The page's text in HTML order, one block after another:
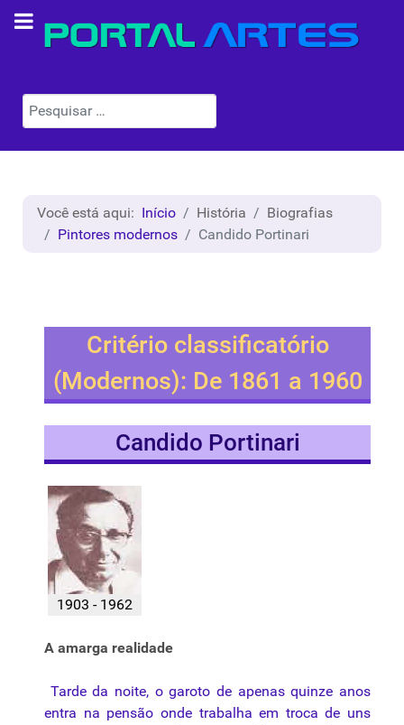
Pesquisar
Você está aqui: Início História
Biografias
Pintores modernos
Candido Portinari
Critério classificatório
(Modernos): De 1861 a 1960
Candido Portinari
1903 - 1962
A amarga realidade
Tarde da noite, o garoto de apenas quinze anos
entra na pensão onde trabalha em troca de uns